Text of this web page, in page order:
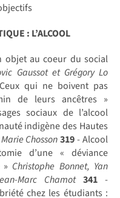
: L’ALCOOL
objet au coeur du social
Gaussot et Grégory Lo
qui ne boivent pas
de leurs ancêtres »
sociaux de l’alcool
indigène des Hautes
Marie Chosson319- Alcool
d’une « déviance
Christophe Bonnet, Yan
Marc Chamot 341 -
chez les étudiants :